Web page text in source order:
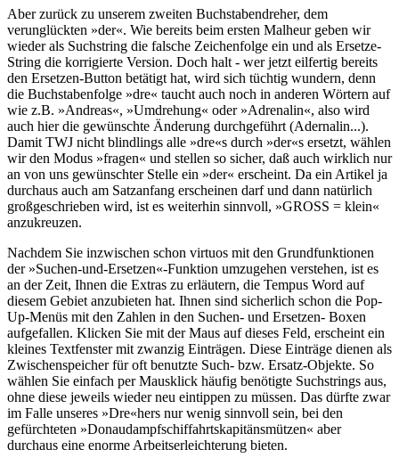
Aber zurück zu unserem zweiten Buchstabendreher, dem
verunglückten »der«. Wie bereits beim ersten Malheur geben wir
wieder als Suchstring die falsche Zeichenfolge ein und als Ersetze-
String die korrigierte Version. Doch halt - wer jetzt eilfertig bereits
den Ersetzen-Button betätigt hat, wird sich tüchtig wundern, denn
die Buchstabenfolge »dre« taucht auch noch in anderen Wörtern auf
wie z.B. »Andreas«, »Umdrehung« oder »Adrenalin«, also wird
auch hier die gewünschte Änderung durchgeführt (Adernalin...).
Damit TWJ nicht blindlings alle »dre«s durch »der«s ersetzt, wählen
wir den Modus »fragen« und stellen so sicher, daß auch wirklich nur
an von uns gewünschter Stelle ein »der« erscheint. Da ein Artikel ja
durchaus auch am Satzanfang erscheinen darf und dann natürlich
großgeschrieben wird, ist es weiterhin sinnvoll, »GROSS = klein«
anzukreuzen.
Nachdem Sie inzwischen schon virtuos mit den Grundfunktionen
der »Suchen-und-Ersetzen«-Funktion umzugehen verstehen, ist es
an der Zeit, Ihnen die Extras zu erläutern, die Tempus Word auf
diesem Gebiet anzubieten hat. Ihnen sind sicherlich schon die Pop-
Up-Menüs mit den Zahlen in den Suchen- und Ersetzen- Boxen
aufgefallen. Klicken Sie mit der Maus auf dieses Feld, erscheint ein
kleines Textfenster mit zwanzig Einträgen. Diese Einträge dienen als
Zwischenspeicher für oft benutzte Such- bzw. Ersatz-Objekte. So
wählen Sie einfach per Mausklick häufig benötigte Suchstrings aus,
ohne diese jeweils wieder neu eintippen zu müssen. Das dürfte zwar
im Falle unseres »Dre«hers nur wenig sinnvoll sein, bei den
gefürchteten »Donaudampfschiffahrtskapitänsmützen« aber
durchaus eine enorme Arbeitserleichterung bieten.